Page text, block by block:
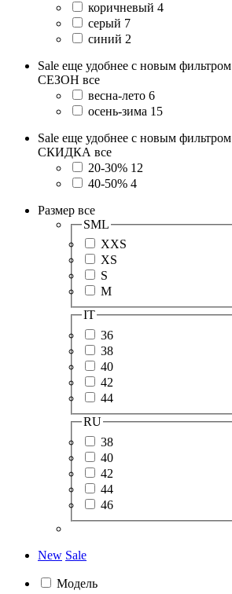
коричневый 4
серый 7
синий 2
Sale еще удобнее с новым фильтром
СЕЗОН все
весна-лето 6
осень-зима 15
Sale еще удобнее с новым фильтром
СКИДКА все
20-30% 12
40-50% 4
Размер все
SML
XXS
XS
S
M
IT
36
38
40
42
44
RU
38
40
42
44
46
New Sale
Модель